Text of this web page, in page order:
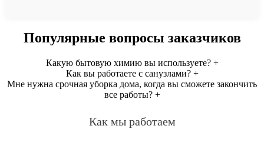
Популярные вопросы заказчиков
Какую бытовую химию вы используете? +
Как вы работаете с санузлами? +
Мне нужна срочная уборка дома, когда вы сможете закончить
все работы? +
Как мы работаем